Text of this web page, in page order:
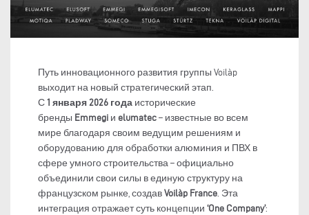
Путь инновационного развития группы Voilàp
выходит на новый стратегический этап.
С 1 января 2026 года исторические
бренды Emmegi и elumatec – известные во всем
мире благодаря своим ведущим решениям и
оборудованию для обработки алюминия и ПВХ в
сфере умного строительства – официально
объединили свои силы в единую структуру на
французском рынке, создав Voilàp France. Эта
интеграция отражает суть концепции ‘One Company’: